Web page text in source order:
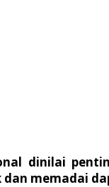
dinilai
memadai